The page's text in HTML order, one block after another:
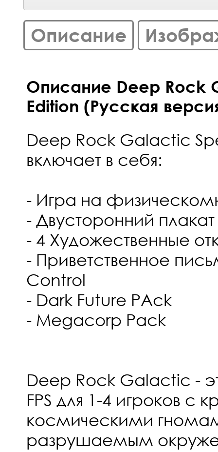
Описание
Описание Deep Rock
Edition (Русская
Deep Rock Galactic
включает в себя:
- Игра на
- Двусторонний плакат
- 4 Художественные
- Приветственное
Control
- Dark Future PAck
- Megacorp Pack
Deep Rock Galactic -
FPS для 1-4 игроков с
космическими
разрушаемым